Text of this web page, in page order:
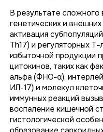
В результате сложного
генетических и
активация
Th17) и регуляторных
избыточной продукции
цитокинов, таких как
альфа (ФНО-α),
ИЛ-17) и молекул
иммунных реакций
воспаление кишечной
гистологической